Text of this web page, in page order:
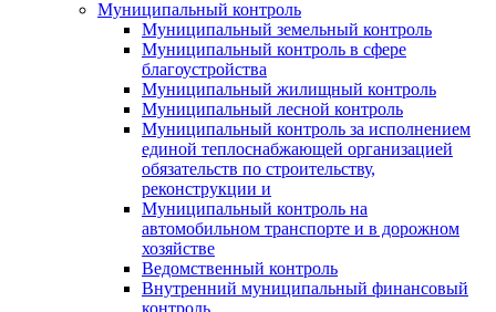
Муниципальный контроль
Муниципальный земельный контроль
Муниципальный контроль в сфере
благоустройства
Муниципальный жилищный контроль
Муниципальный лесной контроль
Муниципальный контроль за исполнением
единой теплоснабжающей организацией
обязательств по строительству,
реконструкции и
Муниципальный контроль на
автомобильном транспорте и в дорожном
хозяйстве
Ведомственный контроль
Внутренний муниципальный финансовый